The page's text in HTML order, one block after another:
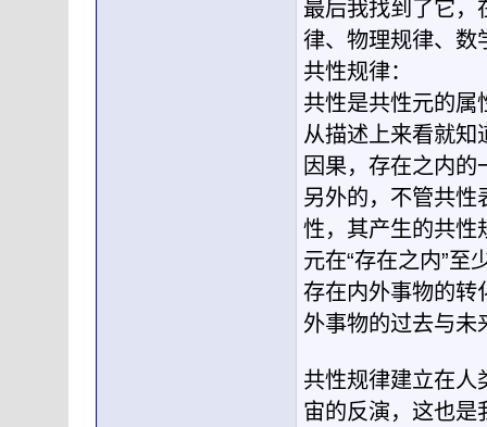
最后我找到了它，
律、物理规律、数
共性规律：
共性是共性元的属
从描述上来看就知
因果，存在之内
另外的，不管共性
性，其产生的共性
元在“存在之内”至
存在内外事物的转
外事物的过去与未
共性规律建立在人
宙的反演，这也是